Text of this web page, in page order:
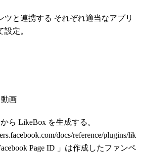
ツと連携する それぞれ適当なアプリ
設定。
動画
ら LikeBox を生成する。
docs/reference/plugins/lik
Page ID 」は作成したファンペ